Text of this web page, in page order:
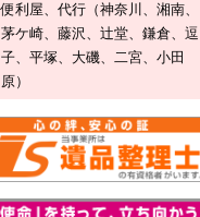
便利屋、代行（神奈川、湘南、
茅ケ崎、藤沢、辻堂、鎌倉、逗
子、平塚、大磯、二宮、小田
原）